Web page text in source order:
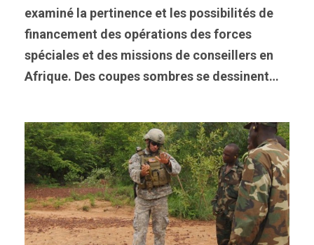
examiné la pertinence et les possibilités de
financement des opérations des forces
spéciales et des missions de conseillers en
Afrique. Des coupes sombres se dessinent…